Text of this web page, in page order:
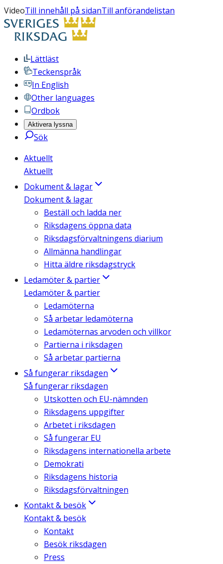
VideoTill innehåll på sidanTill anförandelistan
Lättläst
Teckenspråk
In English
Other languages
Ordbok
Aktivera lyssna
Sök
Aktuellt
Aktuellt
Dokument & lagar
Dokument & lagar
Beställ och ladda ner
Riksdagens öppna data
Riksdagsförvaltningens diarium
Allmänna handlingar
Hitta äldre riksdagstryck
Ledamöter & partier
Ledamöter & partier
Ledamöterna
Så arbetar ledamöterna
Ledamöternas arvoden och villkor
Partierna i riksdagen
Så arbetar partierna
Så fungerar riksdagen
Så fungerar riksdagen
Utskotten och EU-nämnden
Riksdagens uppgifter
Arbetet i riksdagen
Så fungerar EU
Riksdagens internationella arbete
Demokrati
Riksdagens historia
Riksdagsförvaltningen
Kontakt & besök
Kontakt & besök
Kontakt
Besök riksdagen
Press